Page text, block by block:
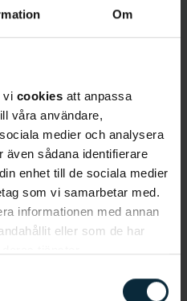
Om
vi cookies att anpassa
våra användare,
medier och analysera
även sådana identifierare
enhet till de sociala medier
som vi samarbetar med.
informationen med annan
eller som de har